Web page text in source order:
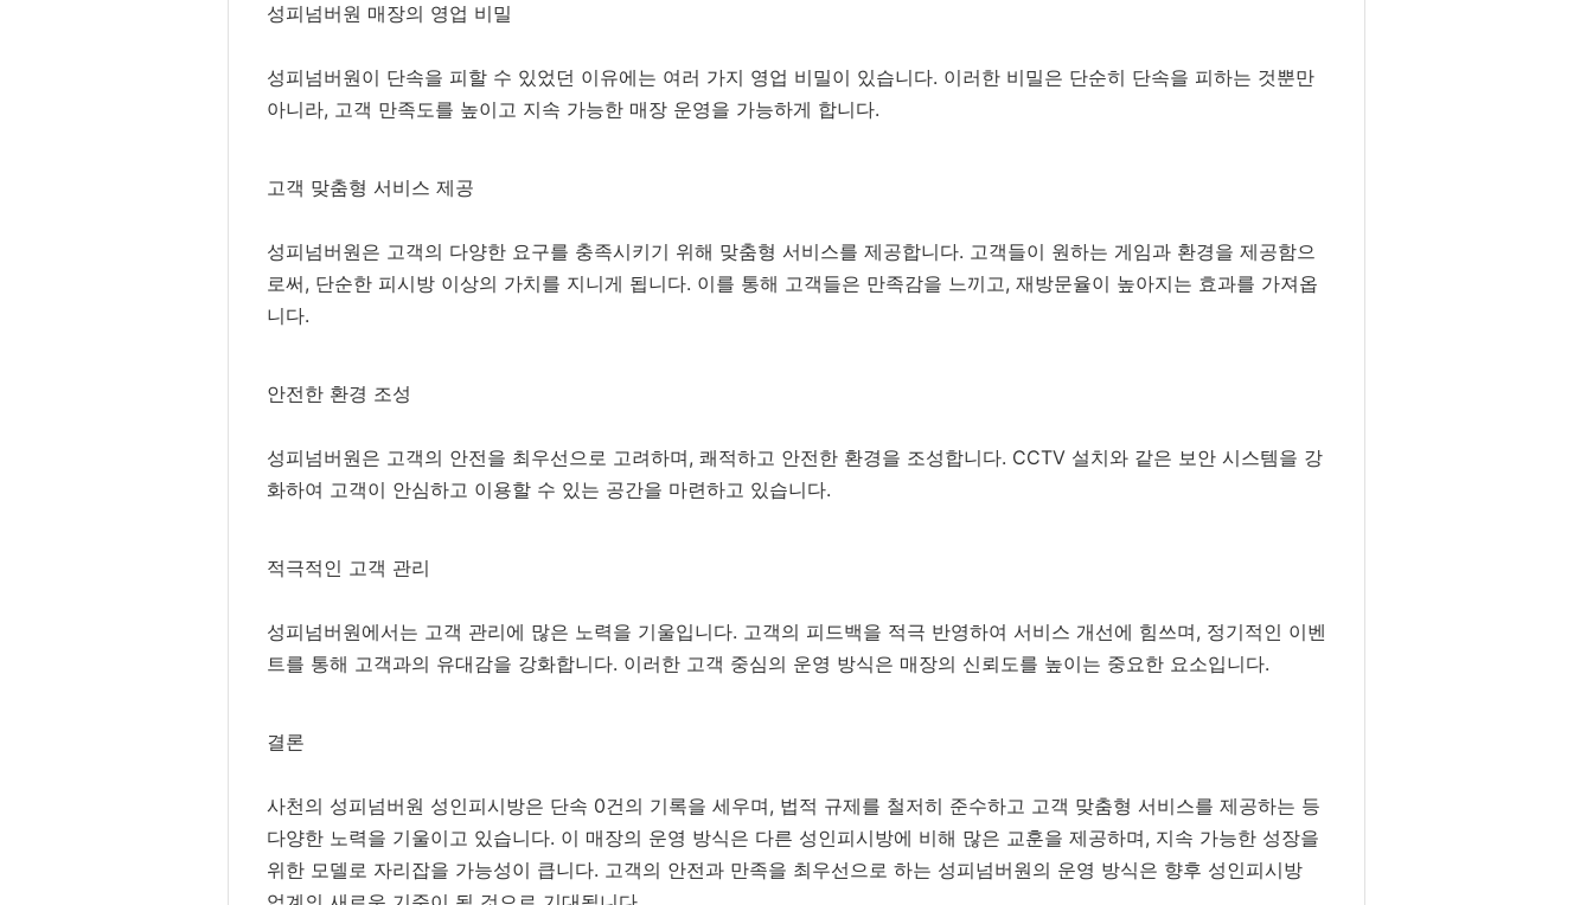
성피넘버원 매장의 영업 비밀
성피넘버원이 단속을 피할 수 있었던 이유에는 여러 가지 영업 비밀이 있습니다. 이러한 비밀은 단순히 단속을 피하는 것뿐만
아니라, 고객 만족도를 높이고 지속 가능한 매장 운영을 가능하게 합니다.
고객 맞춤형 서비스 제공
성피넘버원은 고객의 다양한 요구를 충족시키기 위해 맞춤형 서비스를 제공합니다. 고객들이 원하는 게임과 환경을 제공함으
로써, 단순한 피시방 이상의 가치를 지니게 됩니다. 이를 통해 고객들은 만족감을 느끼고, 재방문율이 높아지는 효과를 가져옵
니다.
안전한 환경 조성
성피넘버원은 고객의 안전을 최우선으로 고려하며, 쾌적하고 안전한 환경을 조성합니다. CCTV 설치와 같은 보안 시스템을 강
화하여 고객이 안심하고 이용할 수 있는 공간을 마련하고 있습니다.
적극적인 고객 관리
성피넘버원에서는 고객 관리에 많은 노력을 기울입니다. 고객의 피드백을 적극 반영하여 서비스 개선에 힘쓰며, 정기적인 이벤
트를 통해 고객과의 유대감을 강화합니다. 이러한 고객 중심의 운영 방식은 매장의 신뢰도를 높이는 중요한 요소입니다.
결론
사천의 성피넘버원 성인피시방은 단속 0건의 기록을 세우며, 법적 규제를 철저히 준수하고 고객 맞춤형 서비스를 제공하는 등
다양한 노력을 기울이고 있습니다. 이 매장의 운영 방식은 다른 성인피시방에 비해 많은 교훈을 제공하며, 지속 가능한 성장을
위한 모델로 자리잡을 가능성이 큽니다. 고객의 안전과 만족을 최우선으로 하는 성피넘버원의 운영 방식은 향후 성인피시방